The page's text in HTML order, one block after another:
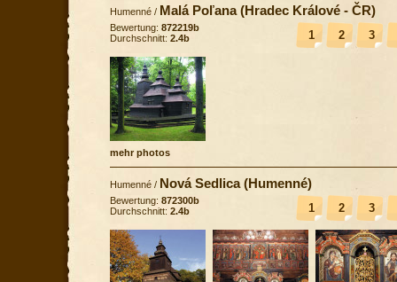
Humenné / Malá Poľana (Hradec Králové - ČR)
1 2 3
Bewertung: 872219b
Durchschnitt: 2.4b
mehr photos
Humenné / Nová Sedlica (Humenné)
1 2 3
Bewertung: 872300b
Durchschnitt: 2.4b